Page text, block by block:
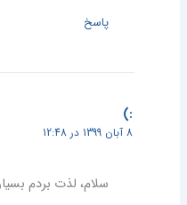
پاسخ
:)
8 آبان 1399 در 12:48
سلام، لذت بردم